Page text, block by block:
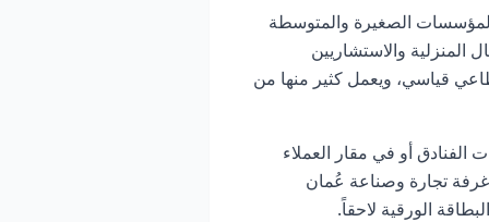
الصغيرة والمتوسطة
والاستشاريين
قياسي، ويعمل كثير منها من
الفنادق أو في مقار العملاء
تجارة وصناعة عُمان
الورقية لاحقاً.